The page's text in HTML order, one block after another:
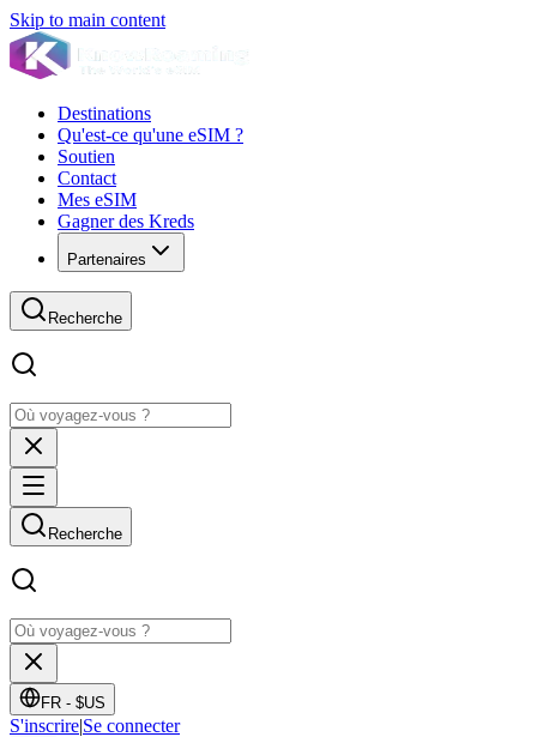
Skip to main content
Destinations
Qu'est-ce qu'une eSIM ?
Soutien
Contact
Mes eSIM
Gagner des Kreds
Partenaires
Recherche
Recherche
FR - $US
S'inscrire|Se connecter